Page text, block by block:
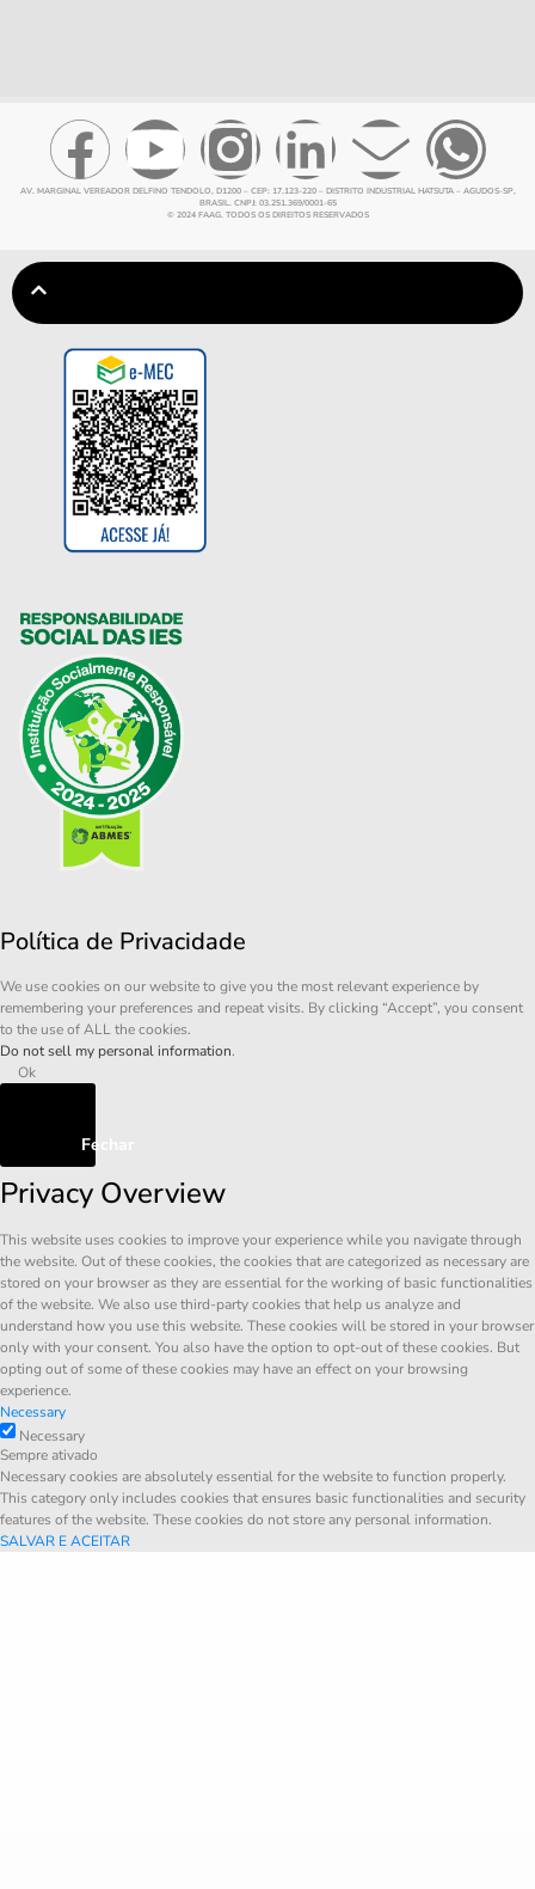
AV. MARGINAL VEREADOR DELFINO TENDOLO, D1200 – CEP: 17.123-220 – DISTRITO INDUSTRIAL HATSUTA – AGUDOS-SP,
BRASIL. CNPJ: 03.251.369/0001-65
© 2024 FAAG. TODOS OS DIREITOS RESERVADOS
Política de Privacidade
We use cookies on our website to give you the most relevant experience by
remembering your preferences and repeat visits. By clicking “Accept”, you consent
to the use of ALL the cookies.
Do not sell my personal information.
Ok
Fechar
Privacy Overview
This website uses cookies to improve your experience while you navigate through
the website. Out of these cookies, the cookies that are categorized as necessary are
stored on your browser as they are essential for the working of basic functionalities
of the website. We also use third-party cookies that help us analyze and
understand how you use this website. These cookies will be stored in your browser
only with your consent. You also have the option to opt-out of these cookies. But
opting out of some of these cookies may have an effect on your browsing
experience.
Necessary
Necessary
Sempre ativado
Necessary cookies are absolutely essential for the website to function properly.
This category only includes cookies that ensures basic functionalities and security
features of the website. These cookies do not store any personal information.
SALVAR E ACEITAR